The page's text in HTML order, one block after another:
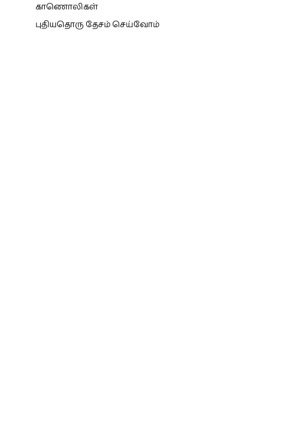
காணொலிகள்
புதியதொரு தேசம் செய்வோம்